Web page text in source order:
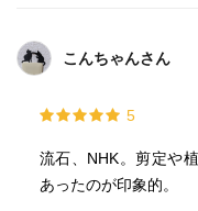
こんちゃんさん
5
流石、NHK。剪定や
あったのが印象的。